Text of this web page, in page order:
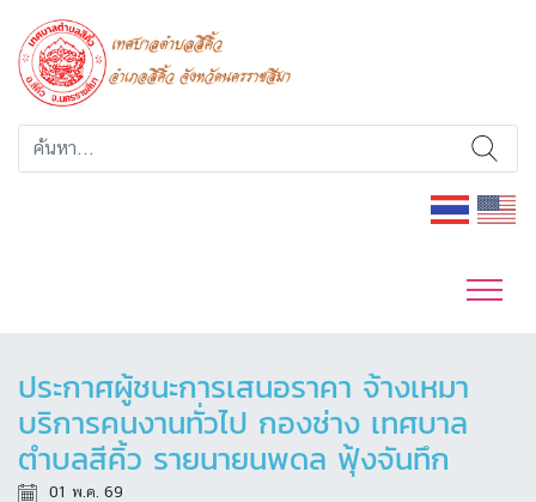
ประกาศผู้ชนะการเสนอราคา จ้างเหมา
บริการคนงานทั่วไป กองช่าง เทศบาล
ตำบลสีคิ้ว รายนายนพดล ฟุ้งจันทึก
01 พ.ค. 69